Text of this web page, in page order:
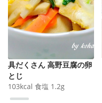
具だくさん 高野豆腐の卵
とじ
103kcal 食塩 1.2g